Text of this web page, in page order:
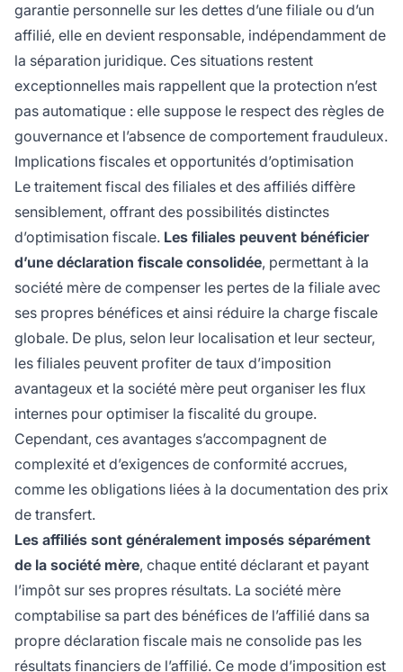
garantie personnelle sur les dettes d’une filiale ou d’un
affilié, elle en devient responsable, indépendamment de
la séparation juridique. Ces situations restent
exceptionnelles mais rappellent que la protection n’est
pas automatique : elle suppose le respect des règles de
gouvernance et l’absence de comportement frauduleux.
Implications fiscales et opportunités d’optimisation
Le traitement fiscal des filiales et des affiliés diffère
sensiblement, offrant des possibilités distinctes
d’optimisation fiscale. Les filiales peuvent bénéficier
d’une déclaration fiscale consolidée, permettant à la
société mère de compenser les pertes de la filiale avec
ses propres bénéfices et ainsi réduire la charge fiscale
globale. De plus, selon leur localisation et leur secteur,
les filiales peuvent profiter de taux d’imposition
avantageux et la société mère peut organiser les flux
internes pour optimiser la fiscalité du groupe.
Cependant, ces avantages s’accompagnent de
complexité et d’exigences de conformité accrues,
comme les obligations liées à la documentation des prix
de transfert.
Les affiliés sont généralement imposés séparément
de la société mère, chaque entité déclarant et payant
l’impôt sur ses propres résultats. La société mère
comptabilise sa part des bénéfices de l’affilié dans sa
propre déclaration fiscale mais ne consolide pas les
résultats financiers de l’affilié. Ce mode d’imposition est